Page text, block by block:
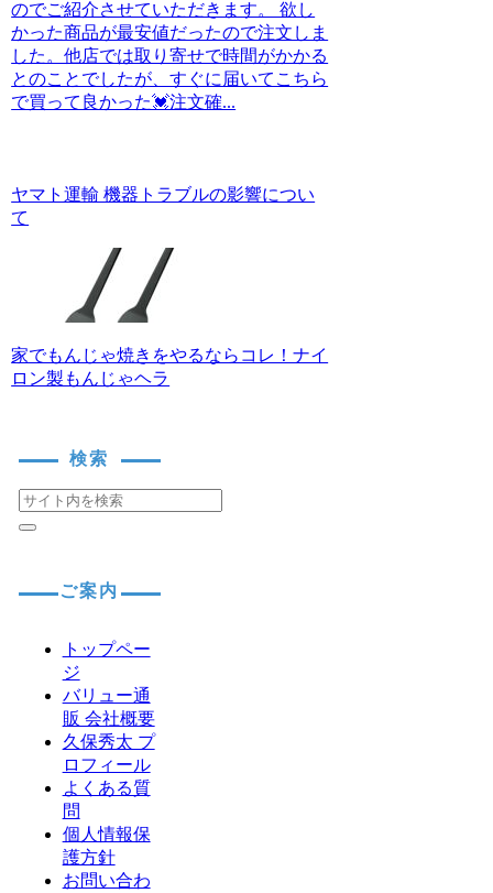
のでご紹介させていただきます。 欲し
かった商品が最安値だったので注文しま
した。他店では取り寄せで時間がかかる
とのことでしたが、すぐに届いてこちら
で買って良かった💓注文確...
ヤマト運輸 機器トラブルの影響につい
て
家でもんじゃ焼きをやるならコレ！ナイ
ロン製もんじゃヘラ
検索
ご案内
トップペー
ジ
バリュー通
販 会社概要
久保秀太 プ
ロフィール
よくある質
問
個人情報保
護方針
お問い合わ